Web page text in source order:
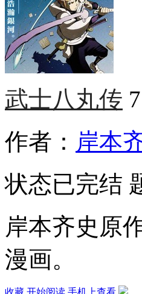
武士八丸传
作者： 岸本
状态已完结
岸本齐史原
漫画。
收藏 开始阅读 手机上查看